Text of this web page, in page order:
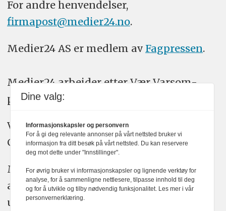
For andre henvendelser,
firmapost@medier24.no.
Medier24 AS er medlem av Fagpressen.
Medier24 arbeider etter Vær Varsom-
plakatens regler for god presseskikk.
Vi bruker KI-verktøy som ChatGPT,
Claude, og Gemini i journalistikken vår.
Medier24s redaksjon har alltid det fulle
ansvar for publisert innhold, med eller
uten bruk av kunstig intelligens.
Dine valg:
Informasjonskapsler og personvern
For å gi deg relevante annonser på vårt nettsted bruker vi
informasjon fra ditt besøk på vårt nettsted. Du kan reservere
deg mot dette under "Innstillinger".
For øvrig bruker vi informasjonskapsler og lignende verktøy for
analyse, for å sammenligne nettlesere, tilpasse innhold til deg
og for å utvikle og tilby nødvendig funksjonalitet. Les mer i vår
personvernerklæring.